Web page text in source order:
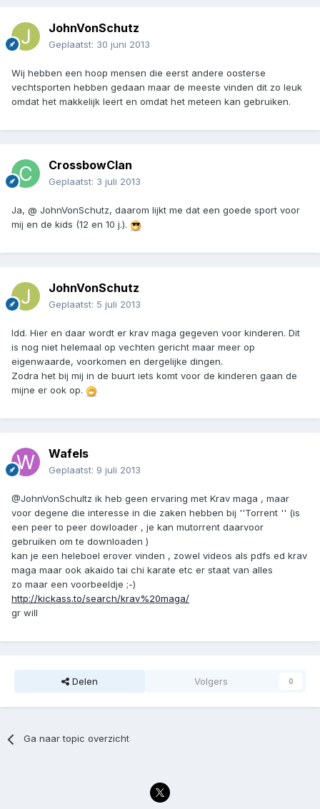
JohnVonSchutz
Geplaatst: 30 juni 2013
Wij hebben een hoop mensen die eerst andere oosterse
vechtsporten hebben gedaan maar de meeste vinden dit zo leuk
omdat het makkelijk leert en omdat het meteen kan gebruiken.
CrossbowClan
Geplaatst: 3 juli 2013
Ja, @ JohnVonSchutz, daarom lijkt me dat een goede sport voor
mij en de kids (12 en 10 j.).
JohnVonSchutz
Geplaatst: 5 juli 2013
Idd. Hier en daar wordt er krav maga gegeven voor kinderen. Dit
is nog niet helemaal op vechten gericht maar meer op
eigenwaarde, voorkomen en dergelijke dingen.
Zodra het bij mij in de buurt iets komt voor de kinderen gaan de
mijne er ook op.
Wafels
Geplaatst: 9 juli 2013
@JohnVonSchultz ik heb geen ervaring met Krav maga , maar
voor degene die interesse in die zaken hebben bij ''Torrent '' (is
een peer to peer dowloader , je kan mutorrent daarvoor
gebruiken om te downloaden )
kan je een heleboel erover vinden , zowel videos als pdfs ed krav
maga maar ook akaido tai chi karate etc er staat van alles
zo maar een voorbeeldje ;-)
http://kickass.to/search/krav%20maga/
gr will
Delen Volgers 0
Ga naar topic overzicht